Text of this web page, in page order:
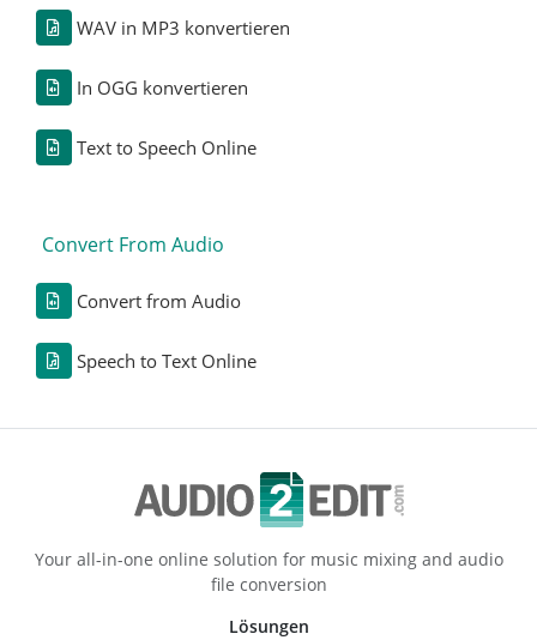
WAV in MP3 konvertieren
In OGG konvertieren
Text to Speech Online
Convert From Audio
Convert from Audio
Speech to Text Online
Your all-in-one online solution for music mixing and audio
file conversion
Lösungen